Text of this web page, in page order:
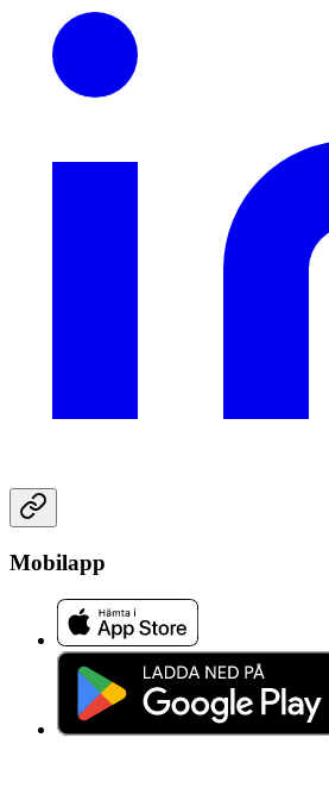
Mobilapp